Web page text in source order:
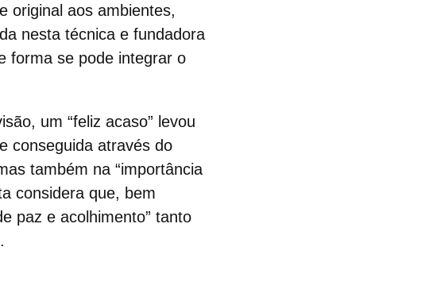
original aos ambientes,
nesta técnica e fundadora
forma se pode integrar o
um “feliz acaso” levou
conseguida através do
também na “importância
considera que, bem
paz e acolhimento” tanto